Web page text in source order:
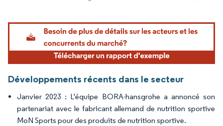
Image © Mordor Intelligence. La réutilisation nécessite une attribution sous CC BY
Développements récents dans le secteur
Janvier 2023 : L'équipe BORA-hansgrohe a annoncé son
partenariat avec le fabricant allemand de nutrition sportive
MoN Sports pour des produits de nutrition sportive.